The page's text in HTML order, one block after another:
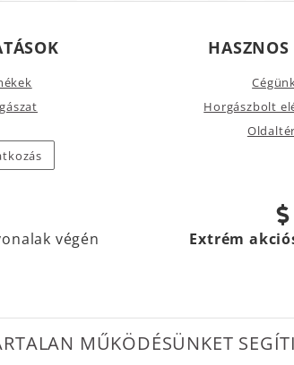
Horgászbolt
végén Extrém
MŰKÖDÉSÜNKET